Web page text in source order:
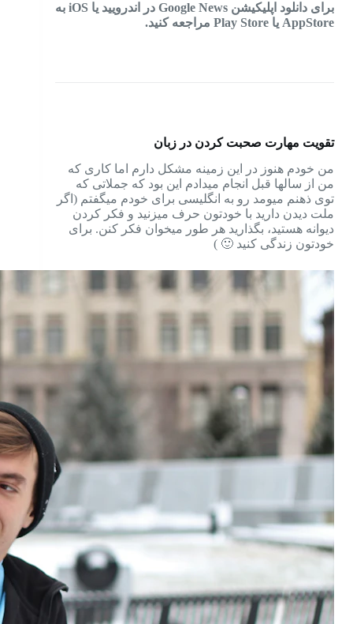
برای دانلود اپلیکیشن Google News در اندرویید یا iOS به
AppStore یا Play Store مراجعه کنید.
تقویت مهارت صحبت کردن در زبان
من خودم هنوز در این زمینه مشکل دارم اما کاری که
من از سالها قبل انجام میدادم این بود که جملاتی که
توی ذهنم میومد رو به انگلیسی برای خودم میگفتم (اگر
ملت دیدن دارید با خودتون حرف میزنید و فکر کردن
دیوانه هستید، بگذارید هر طور میخوان فکر کنن. برای
خودتون زندگی کنید 🙂 )